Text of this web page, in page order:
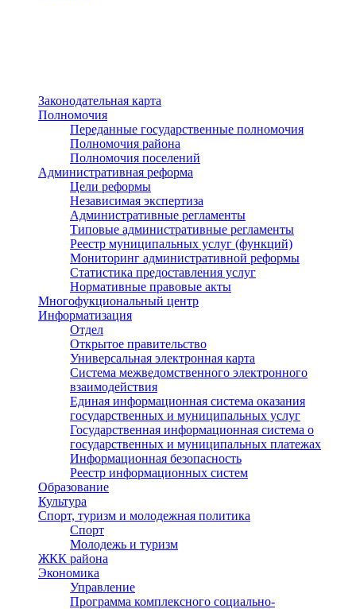
Законодательная карта
Полномочия
Переданные государственные полномочия
Полномочия района
Полномочия поселений
Административная реформа
Цели реформы
Независимая экспертиза
Административные регламенты
Типовые административные регламенты
Реестр муниципальных услуг (функций)
Мониторинг административной реформы
Статистика предоставления услуг
Нормативные правовые акты
Многофукциональный центр
Информатизация
Отдел
Открытое правительство
Универсальная электронная карта
Система межведомственного электронного
взаимодействия
Единая информационная система оказания
государственных и муниципальных услуг
Государственная информационная система о
государственных и муниципальных платежах
Информационная безопасность
Реестр информационных систем
Образование
Культура
Спорт, туризм и молодежная политика
Спорт
Молодежь и туризм
ЖКК района
Экономика
Управление
Программа комплексного социально-